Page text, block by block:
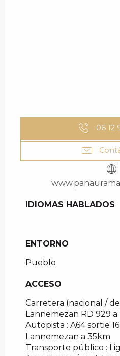
06 12
IDIOMAS HABLADOS
IDIOMAS HABLADOS
ENTORNO
ENTORNO
Pueblo
ACCESO
ACCESO
Carretera (nacional /
Lannemezan RD 929 a
Autopista : A64 sortie
Lannemezan a 35km
Transporte público :